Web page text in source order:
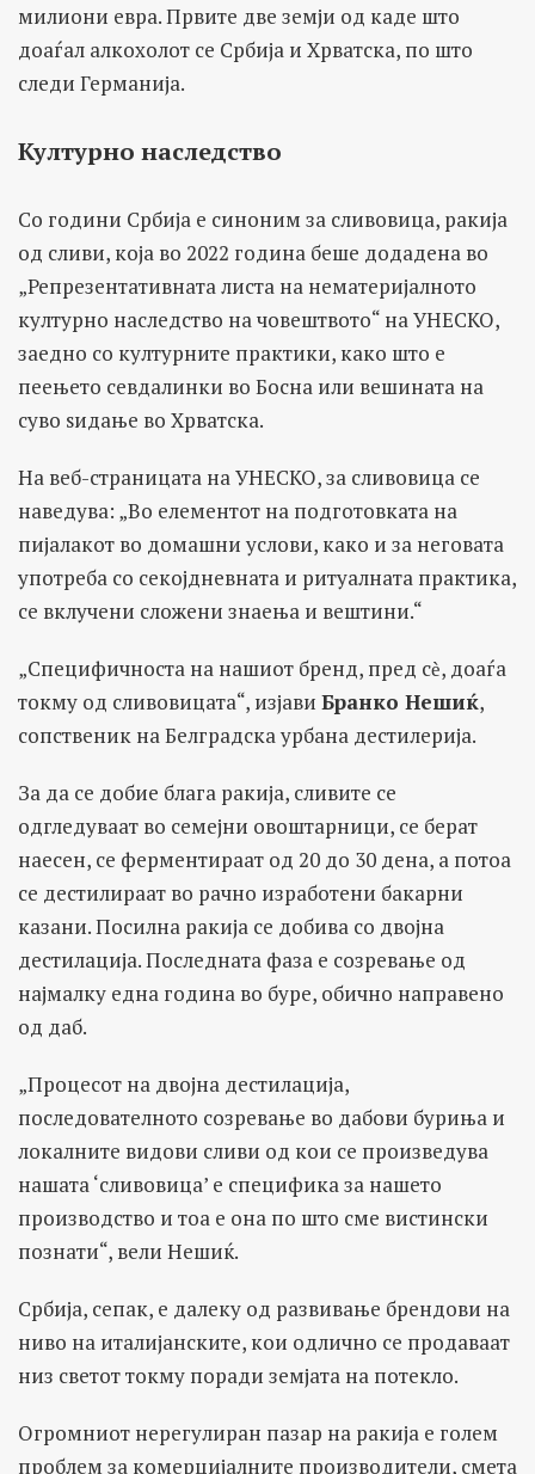
милиони евра. Првите две земји од каде што
доаѓал алкохолот се Србија и Хрватска, по што
следи Германија.
Културно наследство
Со години Србија е синоним за сливовица, ракија
од сливи, која во 2022 година беше додадена во
„Репрезентативната листа на нематеријалното
културно наследство на човештвото“ на УНЕСКО,
заедно со културните практики, како што е
пеењето севдалинки во Босна или вешината на
суво ѕидање во Хрватска.
На веб-страницата на УНЕСКО, за сливовица се
наведува: „Во елементот на подготовката на
пијалакот во домашни услови, како и за неговата
употреба со секојдневната и ритуалната практика,
се вклучени сложени знаења и вештини.“
„Специфичноста на нашиот бренд, пред сѐ, доаѓа
токму од сливовицата“, изјави Бранко Нешиќ,
сопственик на Белградска урбана дестилерија.
За да се добие блага ракија, сливите се
одгледуваат во семејни овоштарници, се берат
наесен, се ферментираат од 20 до 30 дена, а потоа
се дестилираат во рачно изработени бакарни
казани. Посилна ракија се добива со двојна
дестилација. Последната фаза е созревање од
најмалку една година во буре, обично направено
од даб.
„Процесот на двојна дестилација,
последователното созревање во дабови буриња и
локалните видови сливи од кои се произведува
нашата ‘сливовица’ е специфика за нашето
производство и тоа е она по што сме вистински
познати“, вели Нешиќ.
Србија, сепак, е далеку од развивање брендови на
ниво на италијанските, кои одлично се продаваат
низ светот токму поради земјата на потекло.
Огромниот нерегулиран пазар на ракија е голем
проблем за комерцијалните производители, смета